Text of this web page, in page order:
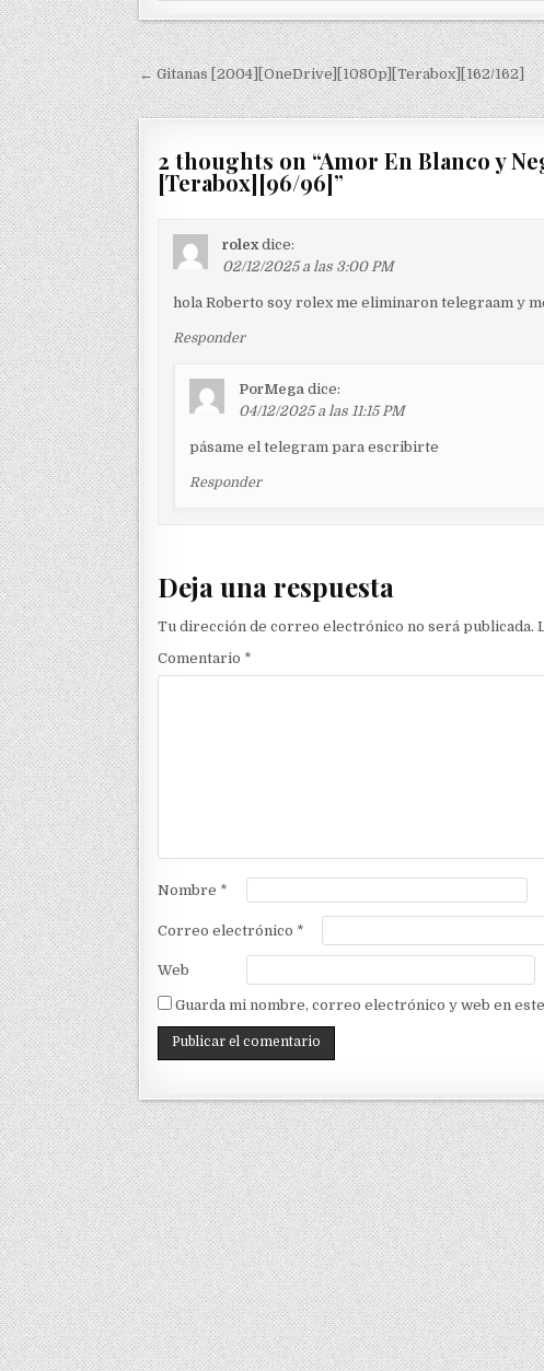
Navegación de entradas
← Gitanas [2004][OneDrive][1080p][Terabox][162/162]
2 thoughts on “Amor En Blanco y
[Terabox][96/96]”
rolex dice:
02/12/2025 a las 3:00 PM
hola Roberto soy rolex me eliminaron telegraam y
Responder
PorMega dice:
04/12/2025 a las 11:15 PM
pásame el telegram para escribirte
Responder
Deja una respuesta
Tu dirección de correo electrónico no será publicada.
Comentario *
Nombre *
Correo electrónico *
Web
Guarda mi nombre, correo electrónico y web en